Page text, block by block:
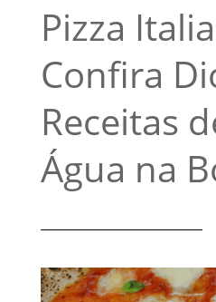
Pizza
Confira
Receitas
Água na